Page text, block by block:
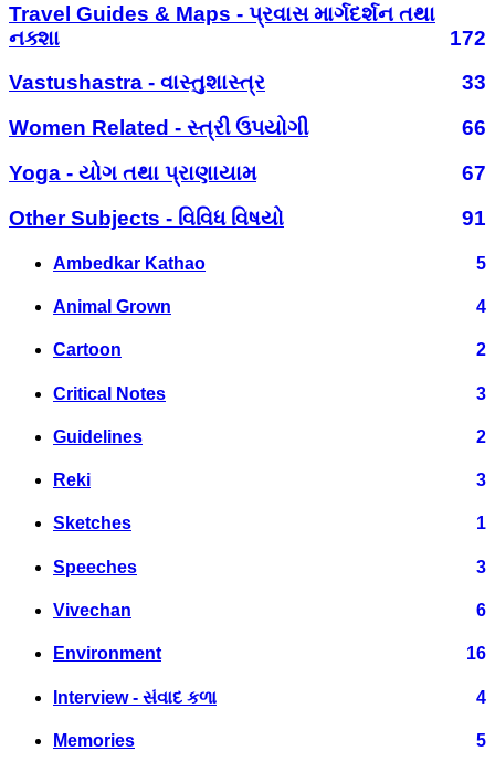
Travel Guides & Maps - પ્રવાસ માર્ગદર્શન તથા
નક્શા
172
Vastushastra - વાસ્તુશાસ્ત્ર
33
Women Related - સ્ત્રી ઉપયોગી
66
Yoga - યોગ તથા પ્રાણાયામ
67
Other Subjects - વિવિધ વિષયો
91
Ambedkar Kathao 5
Animal Grown 4
Cartoon 2
Critical Notes 3
Guidelines 2
Reki 3
Sketches 1
Speeches 3
Vivechan 6
Environment 16
Interview - સંવાદ કળા 4
Memories 5